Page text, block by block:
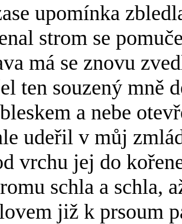
upomínka
strom se
má se znovu
ten souzený mně
a nebe
udeřil v můj
vrchu jej do
schla a schla,
již k prsoum